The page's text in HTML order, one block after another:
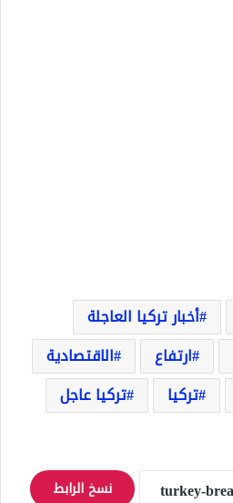
أخبار تركيا العاجلة
ارتفاع
الاقتصادية
تركيا
تركيا عاجل
نسخ الرابط